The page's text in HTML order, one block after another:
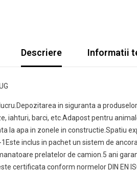
Descriere Informatii
in siguranta a
iahturi, barci, etc.Adapost pentru
la apa in zonele in constructie.Spatiu
inclus in pachet un sistem de
prelatelor de camion.5 ani
certificata conform normelor DIN EN